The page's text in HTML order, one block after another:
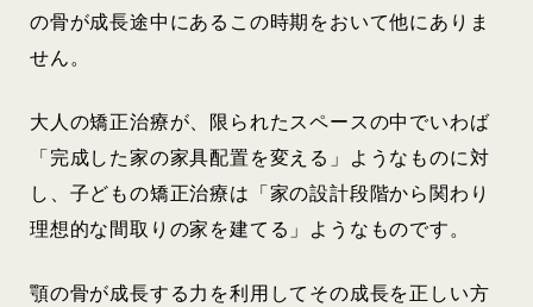
の骨が成長途中にあるこの時期をおいて他にありま
せん。
大人の矯正治療が、限られたスペースの中でいわば
「完成した家の家具配置を変える」ようなものに対
し、子どもの矯正治療は「家の設計段階から関わり
理想的な間取りの家を建てる」ようなものです。
顎の骨が成長する力を利用してその成長を正しい方